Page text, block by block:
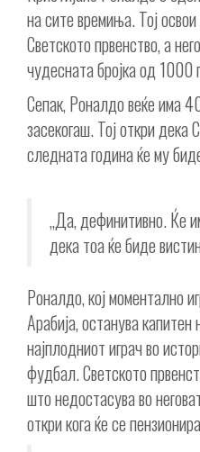
на сите времиња. Тој
Светското првенство, а
чудесната бројка од 1000
Сепак, Роналдо веќе има
засекогаш. Тој откри дека
следната година ќе му
„Да, дефинитивно. Ќе
дека тоа ќе биде
Роналдо, кој моментално
Арабија, останува капитен
најплодниот играч во
фудбал. Светското
што недостасува во
откри кога ќе се